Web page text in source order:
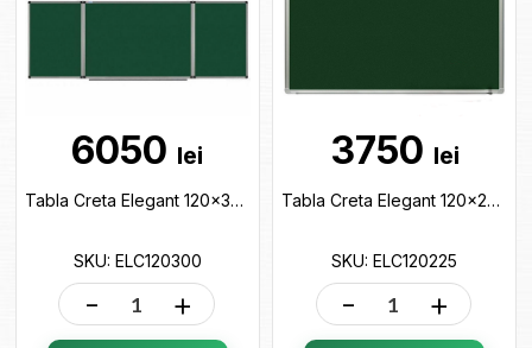
6050 lei
Tabla Creta Elegant 120x300cm (5 suprafete) ELC120300
SKU: ELC120300
- +
3750 lei
Tabla Creta Elegant 120x225cm ELC120225
SKU: ELC120225
- +